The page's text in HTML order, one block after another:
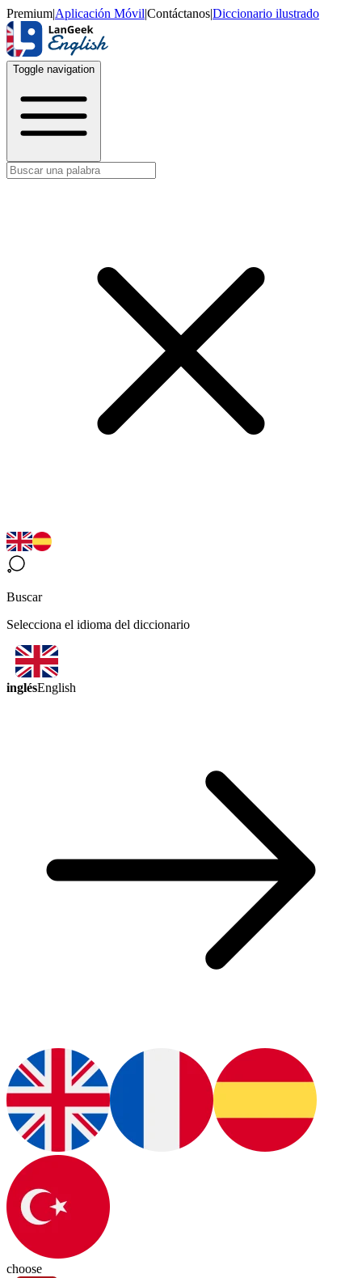
Premium|Aplicación Móvil|Contáctanos|Diccionario ilustrado
Toggle navigation
Buscar
Selecciona el idioma del diccionario
inglésEnglish
choose